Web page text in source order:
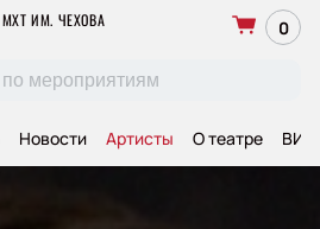
МХТ ИМ. ЧЕХОВА 0
Новости Артисты О театре ВИП